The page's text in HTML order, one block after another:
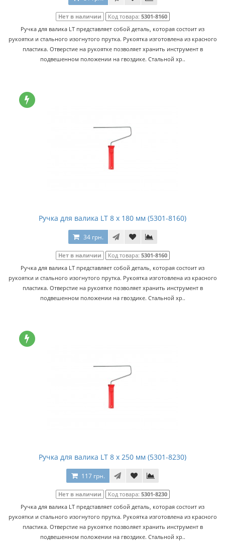
Нет в наличии Код товара: 5301-8160
Ручка для валика LT представляет собой деталь, которая состоит из
рукоятки и стального изогнутого прутка. Рукоятка изготовлена из красного
пластика. Отверстие на рукоятке позволяет хранить инструмент в
подвешенном положении на гвоздике. Стальной хр..
Ручка для валика LT 8 x 180 мм (5301-8160)
34 грн.
Нет в наличии Код товара: 5301-8160
Ручка для валика LT представляет собой деталь, которая состоит из
рукоятки и стального изогнутого прутка. Рукоятка изготовлена из красного
пластика. Отверстие на рукоятке позволяет хранить инструмент в
подвешенном положении на гвоздике. Стальной хр..
Ручка для валика LT 8 x 250 мм (5301-8230)
117 грн.
Нет в наличии Код товара: 5301-8230
Ручка для валика LT представляет собой деталь, которая состоит из
рукоятки и стального изогнутого прутка. Рукоятка изготовлена из красного
пластика. Отверстие на рукоятке позволяет хранить инструмент в
подвешенном положении на гвоздике. Стальной хр..